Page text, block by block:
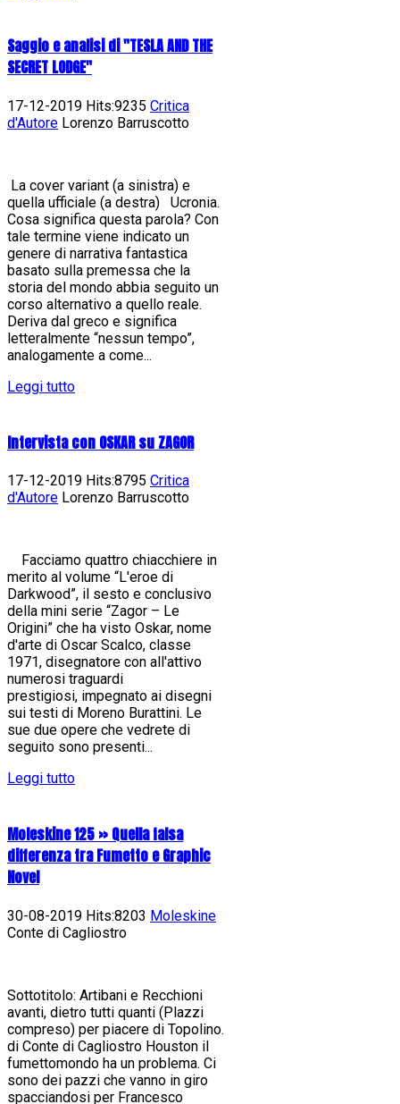
Saggio e analisi di "TESLA AND THE
SECRET LODGE"
17-12-2019 Hits:9235 Critica
d'Autore Lorenzo Barruscotto
La cover variant (a sinistra) e
quella ufficiale (a destra) Ucronia.
Cosa significa questa parola? Con
tale termine viene indicato un
genere di narrativa fantastica
basato sulla premessa che la
storia del mondo abbia seguito un
corso alternativo a quello reale.
Deriva dal greco e significa
letteralmente “nessun tempo”,
analogamente a come...
Leggi tutto
Intervista con OSKAR su ZAGOR
17-12-2019 Hits:8795 Critica
d'Autore Lorenzo Barruscotto
Facciamo quattro chiacchiere in
merito al volume “L'eroe di
Darkwood”, il sesto e conclusivo
della mini serie “Zagor – Le
Origini” che ha visto Oskar, nome
d'arte di Oscar Scalco, classe
1971, disegnatore con all'attivo
numerosi traguardi
prestigiosi, impegnato ai disegni
sui testi di Moreno Burattini. Le
sue due opere che vedrete di
seguito sono presenti...
Leggi tutto
Moleskine 125 » Quella falsa
differenza tra Fumetto e Graphic
Novel
30-08-2019 Hits:8203 Moleskine
Conte di Cagliostro
Sottotitolo: Artibani e Recchioni
avanti, dietro tutti quanti (Plazzi
compreso) per piacere di Topolino.
di Conte di Cagliostro Houston il
fumettomondo ha un problema. Ci
sono dei pazzi che vanno in giro
spacciandosi per Francesco